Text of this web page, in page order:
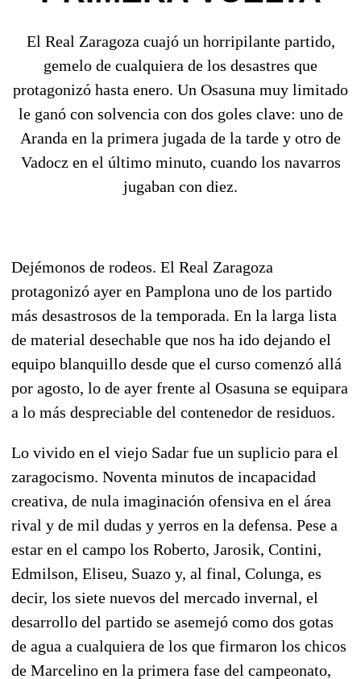
El Real Zaragoza cuajó un horripilante partido,
gemelo de cualquiera de los desastres que
protagonizó hasta enero. Un Osasuna muy limitado
le ganó con solvencia con dos goles clave: uno de
Aranda en la primera jugada de la tarde y otro de
Vadocz en el último minuto, cuando los navarros
jugaban con diez.
Dejémonos de rodeos. El Real Zaragoza
protagonizó ayer en Pamplona uno de los partido
más desastrosos de la temporada. En la larga lista
de material desechable que nos ha ido dejando el
equipo blanquillo desde que el curso comenzó allá
por agosto, lo de ayer frente al Osasuna se equipara
a lo más despreciable del contenedor de residuos.
Lo vivido en el viejo Sadar fue un suplicio para el
zaragocismo. Noventa minutos de incapacidad
creativa, de nula imaginación ofensiva en el área
rival y de mil dudas y yerros en la defensa. Pese a
estar en el campo los Roberto, Jarosik, Contini,
Edmilson, Eliseu, Suazo y, al final, Colunga, es
decir, los siete nuevos del mercado invernal, el
desarrollo del partido se asemejó como dos gotas
de agua a cualquiera de los que firmaron los chicos
de Marcelino en la primera fase del campeonato,